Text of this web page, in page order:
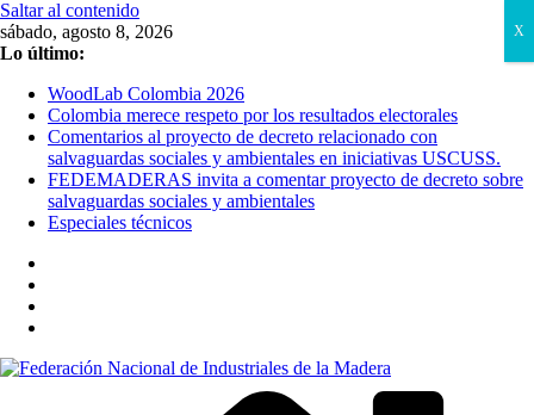
Saltar al contenido
sábado, agosto 8, 2026
Lo último:
WoodLab Colombia 2026
Colombia merece respeto por los resultados electorales
Comentarios al proyecto de decreto relacionado con
salvaguardas sociales y ambientales en iniciativas USCUSS.
FEDEMADERAS invita a comentar proyecto de decreto sobre
salvaguardas sociales y ambientales
Especiales técnicos
X